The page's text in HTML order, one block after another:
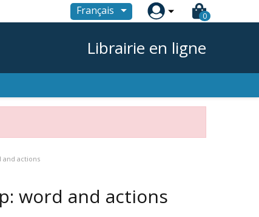
Français  0
Librairie en ligne
actions
word and actions